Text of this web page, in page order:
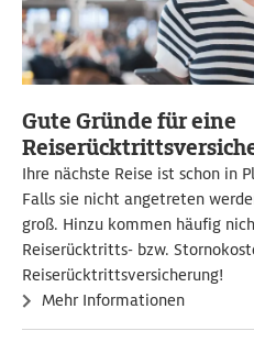
Gute Gründe für eine
Ihre nächste Reise ist schon in
Falls sie nicht angetreten
groß. Hinzu kommen häufig
Reiserücktritts- bzw.
Reiserücktrittsversicherung!
Mehr Informationen